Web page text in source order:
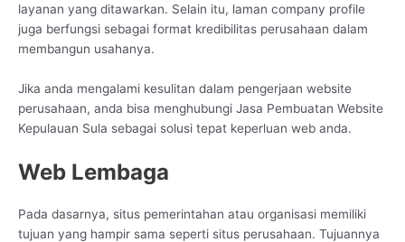
layanan yang ditawarkan. Selain itu, laman company profile
juga berfungsi sebagai format kredibilitas perusahaan dalam
membangun usahanya.
Jika anda mengalami kesulitan dalam pengerjaan website
perusahaan, anda bisa menghubungi Jasa Pembuatan Website
Kepulauan Sula sebagai solusi tepat keperluan web anda.
Web Lembaga
Pada dasarnya, situs pemerintahan atau organisasi memiliki
tujuan yang hampir sama seperti situs perusahaan. Tujuannya